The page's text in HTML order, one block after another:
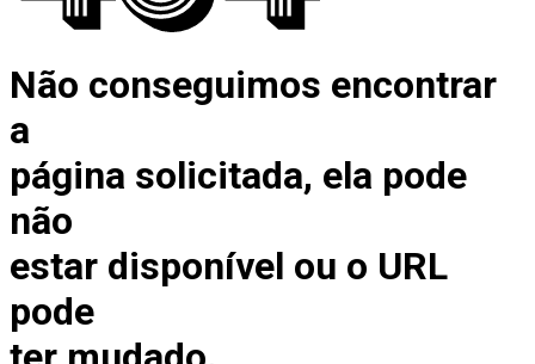
Não conseguimos encontrar
a
página solicitada, ela pode
não
estar disponível ou o URL
pode